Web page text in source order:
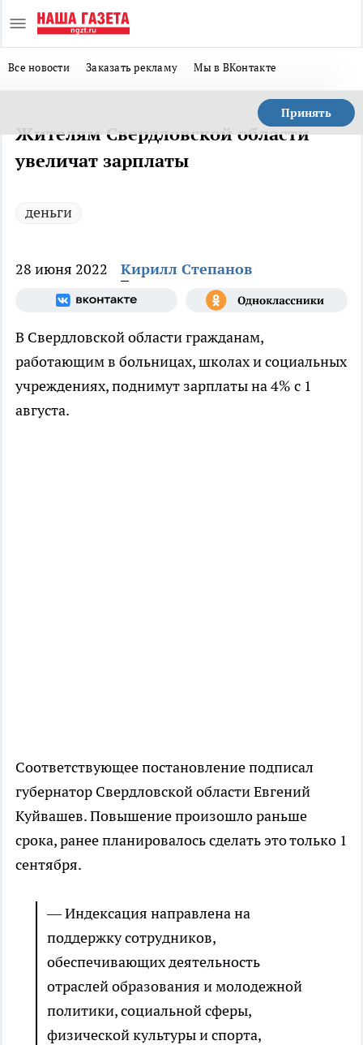
Все новости Заказать рекламу Мы в ВКонтакте
Принять
Жителям Свердловской области
увеличат зарплаты
деньги
28 июня 2022 Кирилл Степанов
В Свердловской области гражданам,
работающим в больницах, школах и социальных
учреждениях, поднимут зарплаты на 4% с 1
августа.
Соответствующее постановление подписал
губернатор Свердловской области Евгений
Куйвашев. Повышение произошло раньше
срока, ранее планировалось сделать это только 1
сентября.
— Индексация направлена на
поддержку сотрудников,
обеспечивающих деятельность
отраслей образования и молодежной
политики, социальной сферы,
физической культуры и спорта,